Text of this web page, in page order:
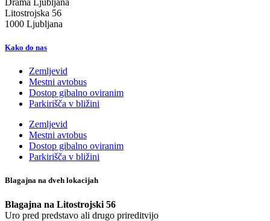
Litostrojska 56
1000 Ljubljana
Kako do nas
Zemljevid
Mestni avtobus
Dostop gibalno oviranim
Parkirišča v bližini
Zemljevid
Mestni avtobus
Dostop gibalno oviranim
Parkirišča v bližini
Blagajna na dveh lokacijah
Blagajna na Litostrojski 56
Uro pred predstavo ali drugo prireditvijo